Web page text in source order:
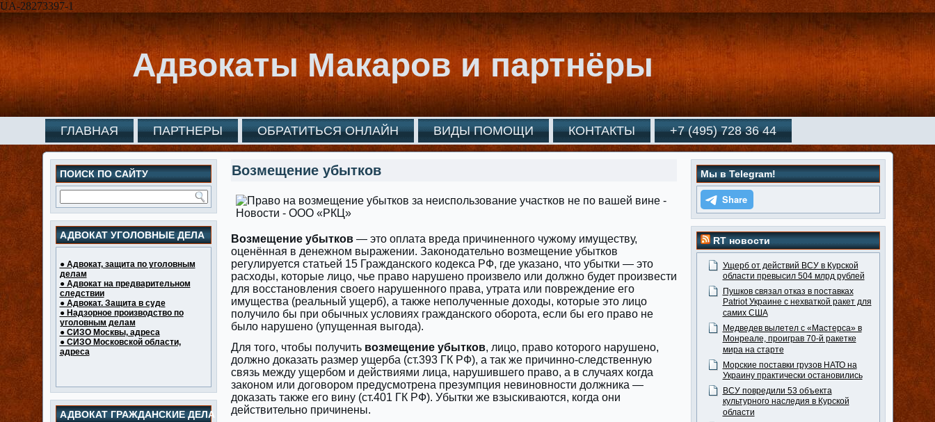
UA-28273397-1
Адвокаты Макаров и партнёры
ГЛАВНАЯ ПАРТНЕРЫ ОБРАТИТЬСЯ ОНЛАЙН ВИДЫ ПОМОЩИ КОНТАКТЫ +7 (495) 728 36 44
ПОИСК ПО САЙТУ
АДВОКАТ УГОЛОВНЫЕ ДЕЛА
● Адвокат, защита по уголовным
делам
● Адвокат на предварительном
следствии
● Адвокат. Защита в суде
● Надзорное производство по
уголовным делам
● СИЗО Москвы, адреса
● СИЗО Московской области,
адреса
АДВОКАТ ГРАЖДАНСКИЕ ДЕЛА
Возмещение убытков
Возмещение убытков— это оплата вреда причиненного чужому имуществу,
оценённая в денежном выражении. Законодательно возмещение убытков
регулируется статьей 15 Гражданского кодекса РФ, где указано, что убытки — это
расходы, которые лицо, чье право нарушено произвело или должно будет произвести
для восстановления своего нарушенного права, утрата или повреждение его
имущества (реальный ущерб), а также неполученные доходы, которые это лицо
получило бы при обычных условиях гражданского оборота, если бы его право не
было нарушено (упущенная выгода).
Для того, чтобы получить возмещение убытков, лицо, право которого нарушено,
должно доказать размер ущерба (ст.393 ГК РФ), а так же причинно-следственную
связь между ущербом и действиями лица, нарушившего право, а в случаях когда
законом или договором предусмотрена презумпция невиновности должника —
доказать также его вину (ст.401 ГК РФ). Убытки же взыскиваются, когда они
действительно причинены.
Мы в Telegram!
RT новости
Ущерб от действий ВСУ в Курской
области превысил 504 млрд рублей
Пушков связал отказ в поставках
Patriot Украине с нехваткой ракет для
самих США
Медведев вылетел с «Мастерса» в
Монреале, проиграв 70-й ракетке
мира на старте
Морские поставки грузов НАТО на
Украину практически остановились
ВСУ повредили 53 объекта
культурного наследия в Курской
области